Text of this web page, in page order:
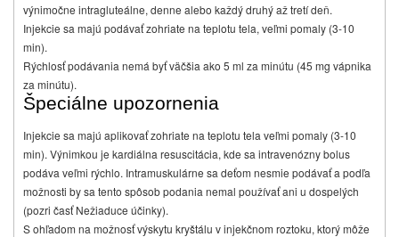
výnimočne intragluteálne, denne alebo každý druhý až tretí deň.
Injekcie sa majú podávať zohriate na teplotu tela, veľmi pomaly (3-10
min).
Rýchlosť podávania nemá byť väčšia ako 5 ml za minútu (45 mg vápnika
za minútu).
Špeciálne upozornenia
Injekcie sa majú aplikovať zohriate na teplotu tela veľmi pomaly (3-10
min). Výnimkou je kardiálna resuscitácia, kde sa intravenózny bolus
podáva veľmi rýchlo. Intramuskulárne sa deťom nesmie podávať a podľa
možnosti by sa tento spôsob podania nemal používať ani u dospelých
(pozri časť Nežiaduce účinky).
S ohľadom na možnosť výskytu kryštálu v injekčnom roztoku, ktorý môže